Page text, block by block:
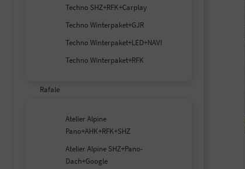
Techno SHZ+RFK+Carplay
Techno Winterpaket+GJR
Techno Winterpaket+LED+NAVI
Techno Winterpaket+RFK
Rafale
Atelier Alpine
Pano+AHK+RFK+SHZ
Atelier Alpine SHZ+Pano-
Dach+Google